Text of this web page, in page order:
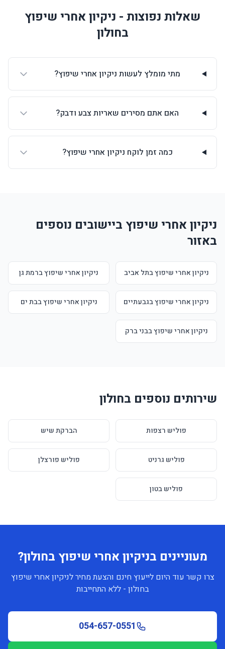
שאלות נפוצות - ניקיון אחרי שיפוץ
בחולון
מתי מומלץ לעשות ניקיון אחרי שיפוץ?
האם אתם מסירים שאריות צבע ודבק?
כמה זמן לוקח ניקיון אחרי שיפוץ?
ניקיון אחרי שיפוץ ביישובים נוספים
באזור
ניקיון אחרי שיפוץ בתל אביב ניקיון אחרי שיפוץ ברמת גן
ניקיון אחרי שיפוץ בגבעתיים ניקיון אחרי שיפוץ בבת ים
ניקיון אחרי שיפוץ בבני ברק
שירותים נוספים בחולון
פוליש רצפות הברקת שיש
פוליש גרניט פוליש פורצלן
פוליש בטון
מעוניינים בניקיון אחרי שיפוץ בחולון?
צרו קשר עוד היום לייעוץ חינם והצעת מחיר לניקיון אחרי שיפוץ
בחולון - ללא התחייבות
054-657-0551